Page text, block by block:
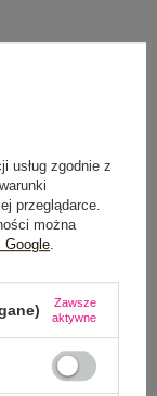
usług zgodnie z
przeglądarce.
można
Google.
Zawsze
aktywne